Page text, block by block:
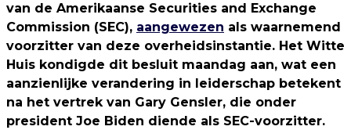
van de Amerikaanse Securities and Exchange
Commission (SEC), aangewezen als waarnemend
voorzitter van deze overheidsinstantie. Het Witte
Huis kondigde dit besluit maandag aan, wat een
aanzienlijke verandering in leiderschap betekent
na het vertrek van Gary Gensler, die onder
president Joe Biden diende als SEC-voorzitter.